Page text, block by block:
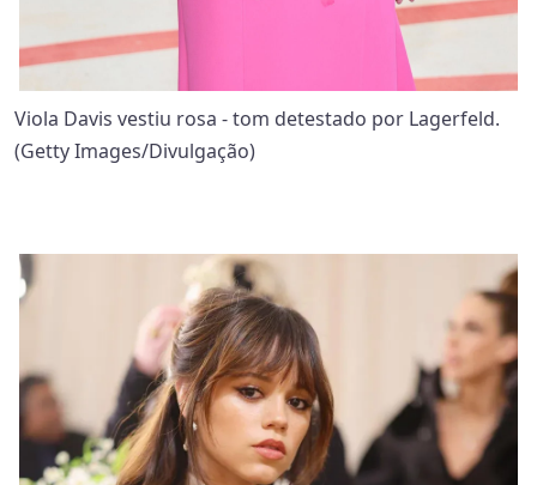
Viola Davis vestiu rosa - tom detestado por Lagerfeld.
(Getty Images/Divulgação)